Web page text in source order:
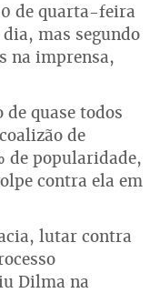
de quarta-feira
mas segundo
na imprensa,
quase todos
de
de popularidade,
contra ela em
lutar contra
Dilma na